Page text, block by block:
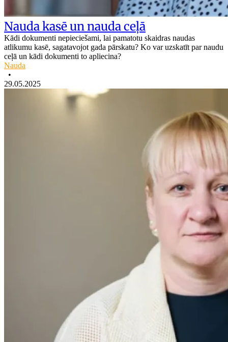
Nauda kasē un nauda ceļā
Kādi dokumenti nepieciešami, lai pamatotu skaidras naudas
atlikumu kasē, sagatavojot gada pārskatu? Ko var uzskatīt par naudu
ceļā un kādi dokumenti to apliecina?
Nauda
•
29.05.2025